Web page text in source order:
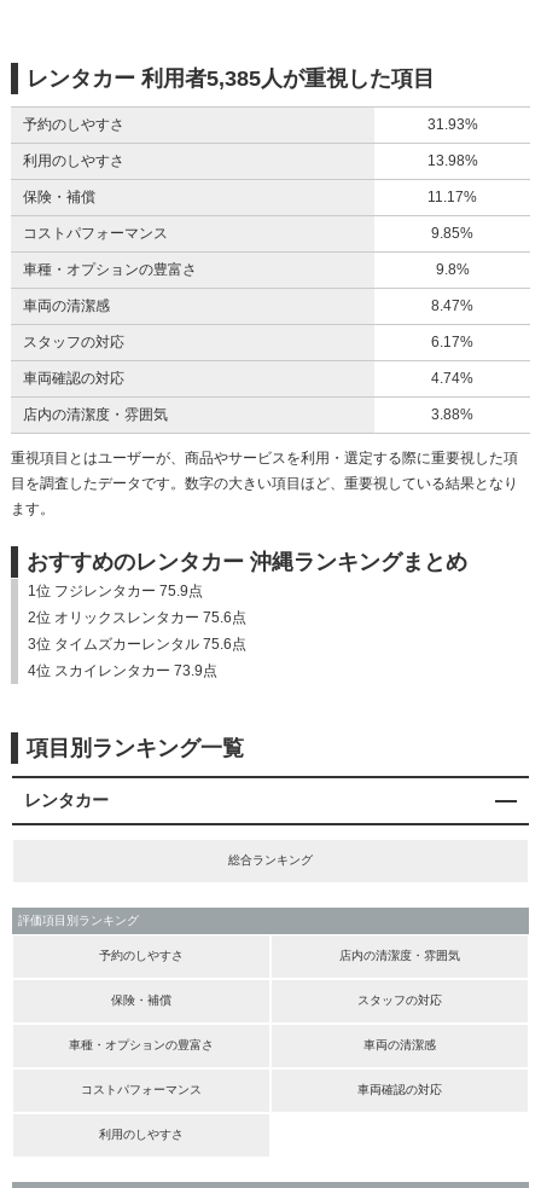
レンタカー 利用者5,385人が重視した項目
予約のしやすさ 31.93%
利用のしやすさ 13.98%
保険・補償 11.17%
コストパフォーマンス 9.85%
車種・オプションの豊富さ 9.8%
車両の清潔感 8.47%
スタッフの対応 6.17%
車両確認の対応 4.74%
店内の清潔度・雰囲気 3.88%
重視項目とはユーザーが、商品やサービスを利用・選定する際に重要視した項
目を調査したデータです。数字の大きい項目ほど、重要視している結果となり
ます。
おすすめのレンタカー 沖縄ランキングまとめ
1位 フジレンタカー 75.9点
2位 オリックスレンタカー 75.6点
3位 タイムズカーレンタル 75.6点
4位 スカイレンタカー 73.9点
項目別ランキング一覧
レンタカー
総合ランキング
評価項目別ランキング
予約のしやすさ 店内の清潔度・雰囲気
保険・補償 スタッフの対応
車種・オプションの豊富さ 車両の清潔感
コストパフォーマンス 車両確認の対応
利用のしやすさ